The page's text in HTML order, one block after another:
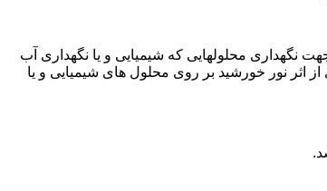
نگهداری محلولهایی که شیمیایی و یا نگهداری آب
اثر نور خورشید بر روی محلول های شیمیایی و یا